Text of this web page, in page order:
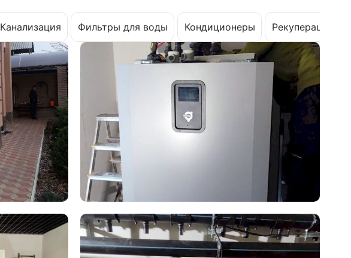
Канализация Фильтры для воды Кондиционеры Рекуперация